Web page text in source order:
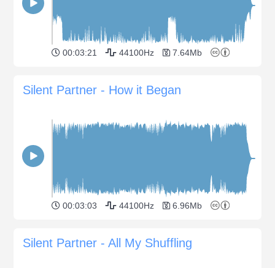
00:03:21 44100Hz 7.64Mb
Silent Partner - How it Began
00:03:03 44100Hz 6.96Mb
Silent Partner - All My Shuffling